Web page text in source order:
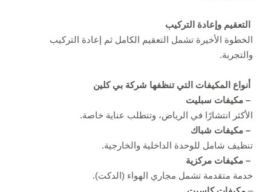
التعقيم وإعادة التركيب
الخطوة الأخيرة تشمل التعقيم الكامل ثم إعادة التركيب
والتجربة.
أنواع المكيفات التي تنظفها شركة بي كلين
– مكيفات سبليت
الأكثر انتشارًا في الرياض، وتتطلب عناية خاصة.
– مكيفات شباك
تنظيف شامل للوحدة الداخلية والخارجية.
– مكيفات مركزية
خدمة متقدمة تشمل مجاري الهواء (الدكت).